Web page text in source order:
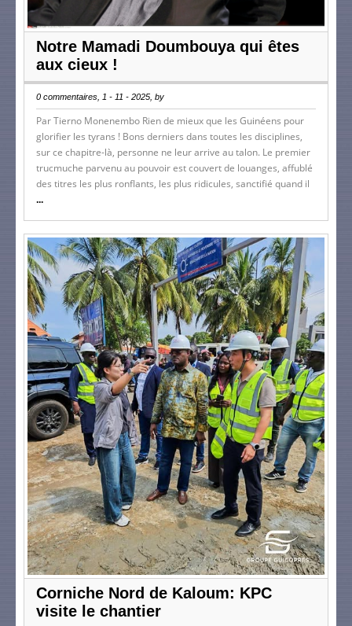
Notre Mamadi Doumbouya qui êtes
aux cieux !
0 commentaires, 1 - 11 - 2025, by
Par Tierno Monenembo Rien de mieux que les Guinéens pour
glorifier les tyrans ! Bons derniers dans toutes les disciplines,
sur ce chapitre-là, personne ne leur arrive au talon. Le premier
trucmuche parvenu au pouvoir est couvert de louanges, affublé
des titres les plus ronflants, les plus ridicules, sanctifié quand il
...
Corniche Nord de Kaloum: KPC
visite le chantier